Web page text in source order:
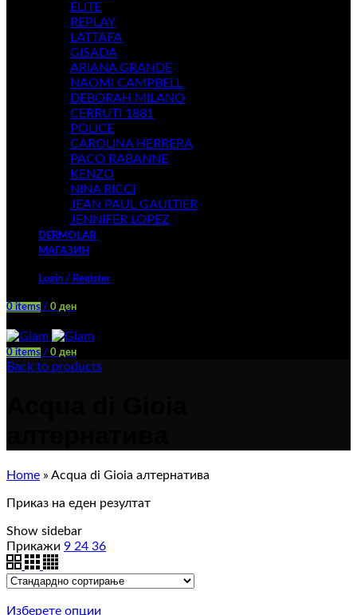
ELITE
REPLAY
LATTAFA
GISADA
ARIANA GRANDE
NAOMI CAMPBELL
DEBORAH MILANO
CERRUTI 1881
POLICE
CAROLINA HERRERA
PACO RABANNE
KENZO
NINA RICCI
JEAN PAUL GAULTIER
JENNIFER LOPEZ
DERMOLAB
МАГАЗИН
Login / Register
0 items / 0 ден
0 items / 0 ден
Back to products
Home » Acqua di Gioia алтернатива
Приказ на еден резултат
Show sidebar
Прикажи 9 24 36
Изберете опции